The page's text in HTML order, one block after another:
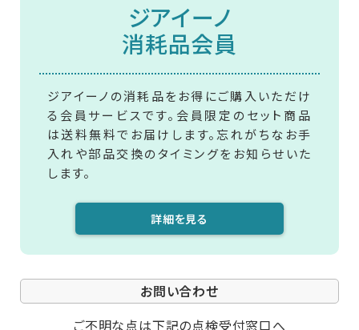
ジアイーノ
消耗品会員
ジアイーノの消耗品をお得にご購入いただけ
る会員サービスです。会員限定のセット商品
は送料無料でお届けします。忘れがちなお手
入れや部品交換のタイミングをお知らせいた
します。
詳細を見る
お問い合わせ
ご不明な点は下記の点検受付窓口へ